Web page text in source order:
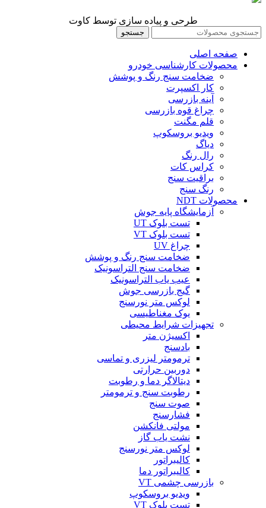
طرحی و پیاده سازی توسط کاوت
جستجو
صفحه اصلی
محصولات کارشناسی خودرو
ضخامت سنج رنگ و پوشش
کار اکسپرت
آینه بازرسی
چراغ قوه بازرسی
قلم مگنت
ویدیو بروسکوپ
دیاگ
رال رنگ
کراس کات
براقیت سنج
رنگ سنج
محصولات NDT
آزمایشگاه پایه جوش
تست بلوک UT
تست بلوک VT
چراغ UV
ضخامت سنج رنگ و پوشش
ضخامت سنج التراسونیک
عیب یاب التراسونیک
گیج بازرسی جوش
لوکس متر نورسنج
یوک مغناطیسی
تجهیزات شرایط محیطی
اکسیژن متر
بادسنج
ترمومتر لیزری و تماسی
دوربین حرارتی
دیتالاگر دما و رطوبت
رطوبت سنج و ترمومتر
صوت سنج
فشارسنج
مولتی فانکشن
نشت یاب گاز
لوکس متر نورسنج
کالیبراتور
کالیبراتور دما
بازرسی چشمی VT
ویدیو بروسکوپ
تست بلوک VT